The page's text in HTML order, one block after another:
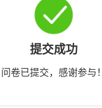
提交成功
问卷已提交，感谢参与！